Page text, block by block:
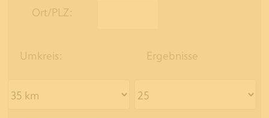
Ort/PLZ:
Umkreis: Ergebnisse